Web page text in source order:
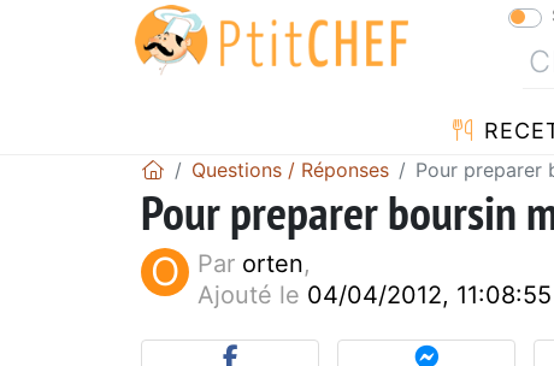
Questions / Réponses Pour preparer
Pour preparer boursin
O Par orten,
Ajouté le 04/04/2012, 11:08:55